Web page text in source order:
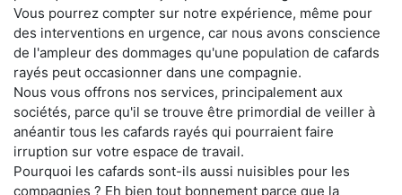
Vous pourrez compter sur notre expérience, même pour
des interventions en urgence, car nous avons conscience
de l'ampleur des dommages qu'une population de cafards
rayés peut occasionner dans une compagnie.
Nous vous offrons nos services, principalement aux
sociétés, parce qu'il se trouve être primordial de veiller à
anéantir tous les cafards rayés qui pourraient faire
irruption sur votre espace de travail.
Pourquoi les cafards sont-ils aussi nuisibles pour les
compagnies ? Eh bien tout bonnement parce que la